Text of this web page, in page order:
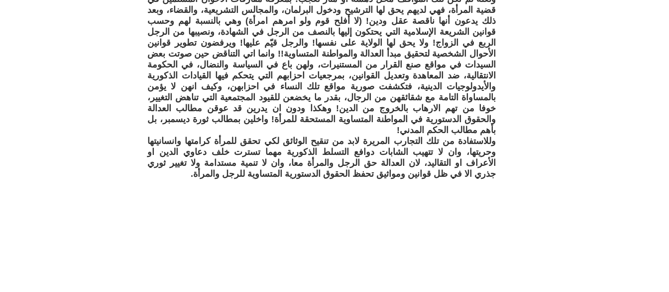
قضية المرأة، فهي لديهم يحق لها الترشيح ودخول البرلمان، والمجالس التشريعية، والقضاء، وبعد
ذلك يدعون أنها ناقصة عقل ودين! (لا أفلح قوم ولو امرهم امرأة) وهي بالنسبة لهم وحسب
قوانين الشريعة الإسلامية التي يحتكون إليها بالنصف من الرجل في الشهادة، ونصيبها من الرجل
الربع في الزواج! ولا يحق لها الولاية على نفسها! والرجل قيّم عليها! ويرفضون تطوير قوانين
الأحوال الشخصية لتحقيق مبدأ العدالة والمواطنة المتساوية!! وانما اتي التناقض حين صوتت بعض
السيدات في مواقع صنع القرار من المستنيرات، ولهن باع في السياسة والنضال، في الحكومة
الانتقالية، ضد المعاهدة وتعديل القوانين، بمرجعيات احزابهم التي يتحكم فيها القيادات الذكورية
والأيدولوجيات الدينية، فتكشفت صورية مواقع تلك النساء في احزابهن، وكيف انهن لا يؤمن
بالمساواة التامة مع شقائقهن من الرجال، بقدر ما يخضعن للقيود المجتمعية التي تناهض التغيير،
خوفا من تهم الارهاب بالخروج من الدين! وهكذا ودون ان يدرين قد عوقن مطالب العدالة
والحقوق الدستورية في المواطنة المتساوية المستحقة للمرأة! واخلين بمطالب ثورة ديسمبر، بل
بأهم مطالب الحكم المدني!
وللاستفادة من تلك التجارب المريرة لابد من تنقيح الوثائق لكي تحقق للمرأة كرامتها وانسانيتها
وحريتها، وان لا تتهيب الشابات دوافع التسلط الذكورية مهما تسترت خلف دعاوي الدين او
الأعراف او التقاليد، لان العدالة حق الرجل والمرأة معا، وان لا تنمية مستدامة ولا تغيير ثوري
جذري الا في ظل قوانين ومواثيق تحفظ الحقوق الدستورية المتساوية للرجل والمرأة.